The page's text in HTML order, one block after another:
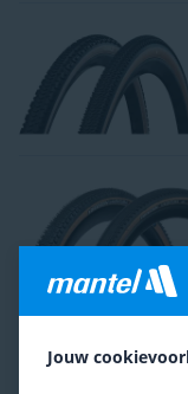
Jouw